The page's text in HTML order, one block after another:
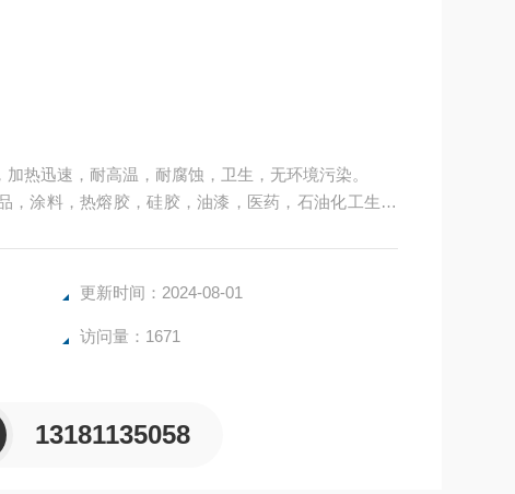
热迅速，耐高温，耐腐蚀，卫生，无环境污染。
，涂料，热熔胶，硅胶，油漆，医药，石油化工生产
更新时间：2024-08-01
访问量：1671
13181135058